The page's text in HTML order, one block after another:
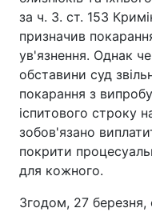
за ч. 3. ст. 153
призначив
ув'язнення. Однак
обставини суд
покарання з
іспитового строку
зобов'язано
покрити
для кожного.
Згодом, 27